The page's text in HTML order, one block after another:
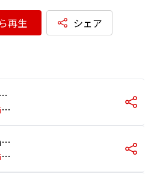
再生 シェア
Verdi: La Traviata, Act 1: "È strano! È strano!...Ah, fors' è lui... Follie follie... Sempre libera" (Violetta)
N
atalie Dessay, Evelino Pidò, Concerto Köln
I vespri siciliani, Act 5 Scene 2: "Mercé, dilette amiche" (Elena)
N
atalie Dessay, Evelino Pidò, Concerto Köln